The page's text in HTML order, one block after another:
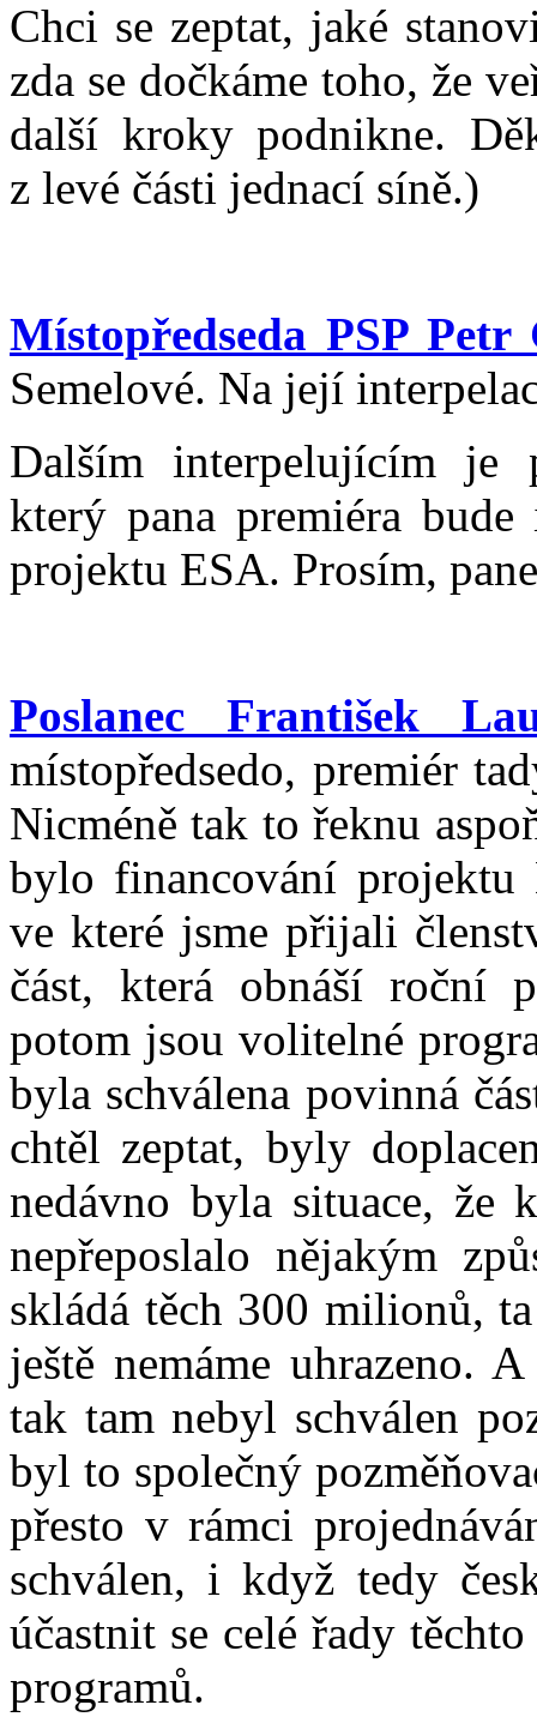
Chci se zeptat, jaké
zda se dočkáme toho, že
další kroky podnikne.
z levé části jednací síně.)
Místopředseda PSP Petr
Semelové. Na její
Dalším interpelujícím je
který pana premiéra
projektu ESA. Prosím,
Poslanec František
místopředsedo, premiér
Nicméně tak to řeknu
bylo financování projektu
ve které jsme přijali
část, která obnáší roční
potom jsou volitelné
byla schválena povinná
chtěl zeptat, byly
nedávno byla situace, že
nepřeposlalo nějakým
skládá těch 300 milionů,
ještě nemáme uhrazeno.
tak tam nebyl schválen
byl to společný
přesto v rámci
schválen, i když tedy
účastnit se celé řady
programů.